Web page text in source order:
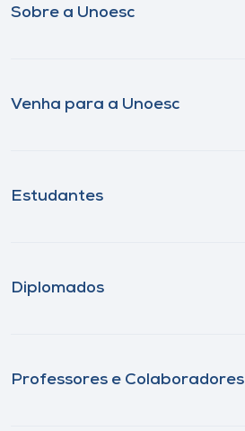
Sobre a Unoesc
Venha para a Unoesc
Estudantes
Diplomados
Professores e Colaboradores